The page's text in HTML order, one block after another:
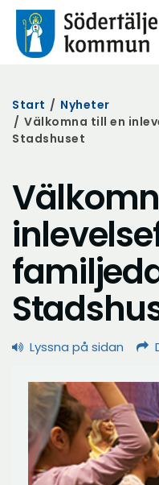
Start / Nyheter
/ Välkomna till en
Stadshuset
Lyssna på sidan